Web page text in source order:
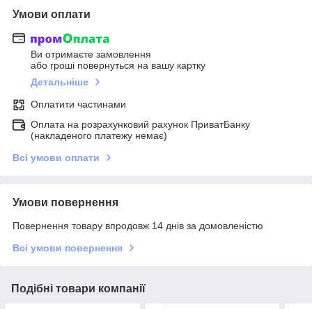
Умови оплати
Ви отримаєте замовлення
або гроші повернуться на вашу картку
Детальніше
Оплатити частинами
Оплата на розрахунковий рахунок ПриватБанку
(накладеного платежу немає)
Всі умови оплати
Умови повернення
Повернення товару впродовж 14 днів за домовленістю
Всі умови повернення
Подібні товари компанії